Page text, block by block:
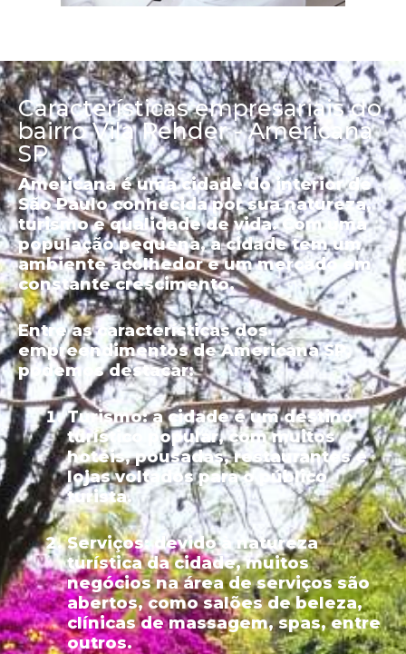
Características empresariais do
bairro Vila Rehder - Americana
SP
Americana é uma cidade do interior de
São Paulo conhecida por sua natureza,
turismo e qualidade de vida. Com uma
população pequena, a cidade tem um
ambiente acolhedor e um mercado em
constante crescimento.
Entre as características dos
empreendimentos de Americana SP,
podemos destacar:
Turismo:a cidade é um destino
turístico popular, com muitos
hotéis, pousadas, restaurantes e
lojas voltados para o público
turista.
Serviços: devido à natureza
turística da cidade, muitos
negócios na área de serviços são
abertos, como salões de beleza,
clínicas de massagem, spas, entre
outros.